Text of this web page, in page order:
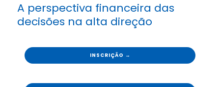
A perspectiva financeira das
decisões na alta direção
INSCRIÇÃO →